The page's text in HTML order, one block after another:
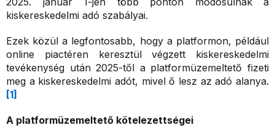
kiskereskedelmi adó szabályai.
Ezek közül a legfontosabb, hogy a platformon, például
online piactéren keresztül végzett kiskereskedelmi
tevékenység után 2025-től a platformüzemeltető fizeti
meg a kiskereskedelmi adót, mivel ő lesz az adó alanya.
[1]
A platformüzemeltető kötelezettségei